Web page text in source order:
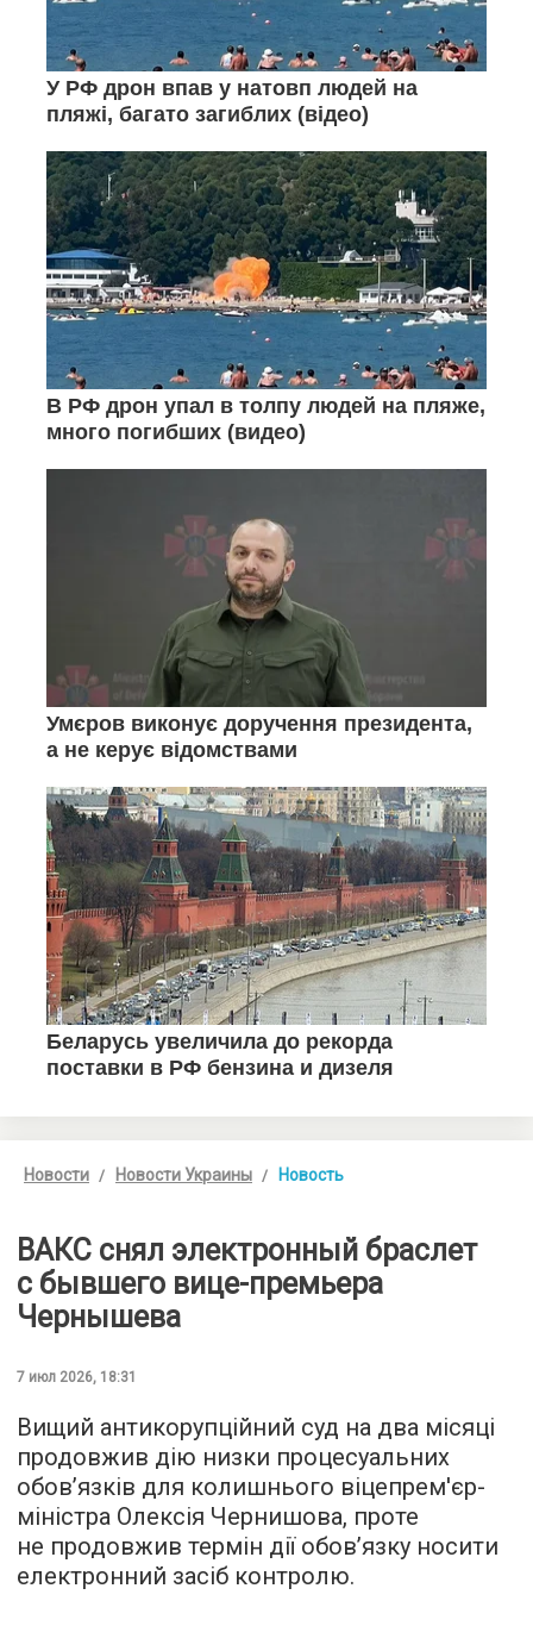
Новости Новости Украины Новость
ВАКС снял электронный браслет
с бывшего вице-премьера
Чернышева
7 июл 2026, 18:31
Вищий антикорупційний суд на два місяці
продовжив дію низки процесуальних
обов’язків для колишнього віцепрем'єр-
міністра Олексія Чернишова, проте
не продовжив термін дії обов’язку носити
електронний засіб контролю.